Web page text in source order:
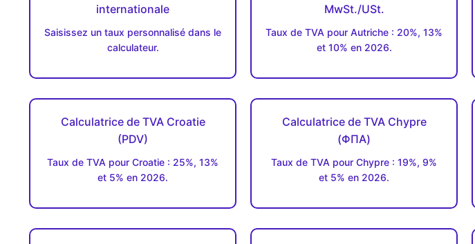
internationale
Saisissez un taux personnalisé dans le
calculateur.
MwSt./USt.
Taux de TVA pour Autriche : 20%, 13%
et 10% en 2026.
Calculatrice de TVA Croatie
(PDV)
Taux de TVA pour Croatie : 25%, 13%
et 5% en 2026.
Calculatrice de TVA Chypre
(ΦΠΑ)
Taux de TVA pour Chypre : 19%, 9%
et 5% en 2026.